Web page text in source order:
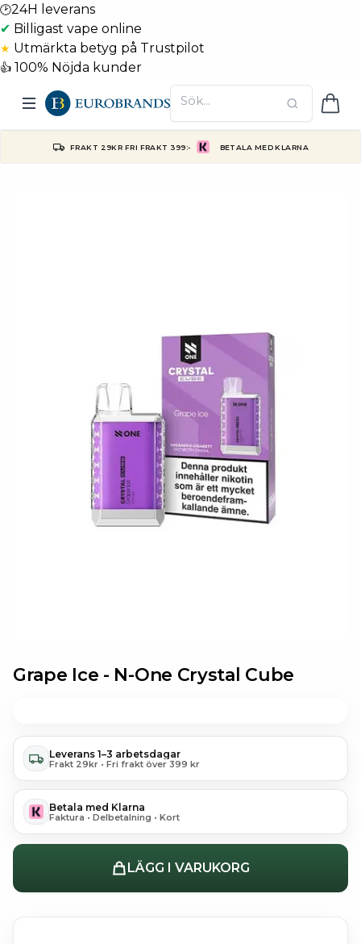
🕑24H leverans
✔ Billigast vape online
★ Utmärkta betyg på Trustpilot
👍 100% Nöjda kunder
FRAKT 29KR FRI FRAKT 399:- BETALA MED KLARNA
Grape Ice - N-One Crystal Cube
Leverans 1–3 arbetsdagar
Frakt 29kr • Fri frakt över 399 kr
Betala med Klarna
Faktura • Delbetalning • Kort
LÄGG I VARUKORG